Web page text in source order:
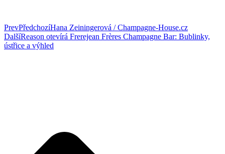
PrevPředchozíHana Zeiningerová / Champagne-House.cz
DalšíReason otevírá Frerejean Frères Champagne Bar: Bublinky,
ústřice a výhled